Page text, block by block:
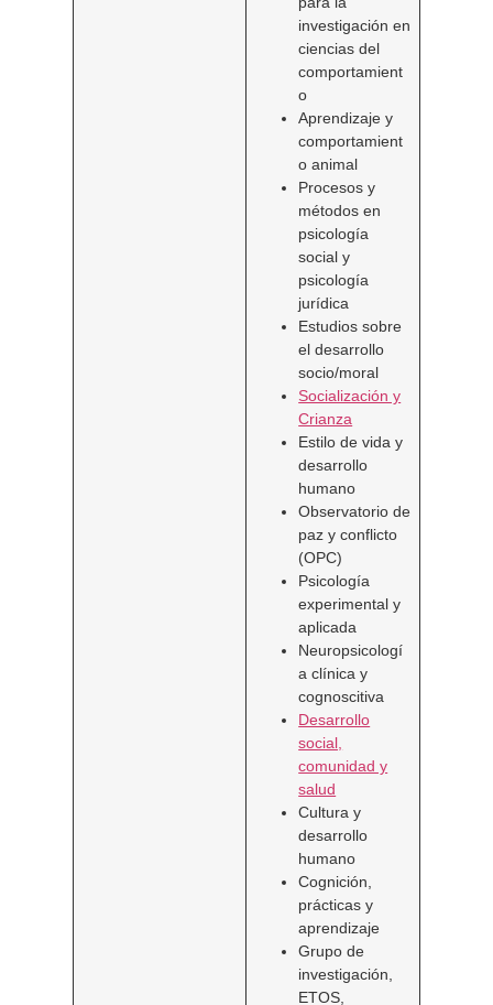
investigación en
ciencias del
comportamient
o
Aprendizaje y
comportamient
o animal
Procesos y
métodos en
psicología
social y
psicología
jurídica
Estudios sobre
el desarrollo
socio/moral
Socialización y
Crianza
Estilo de vida y
desarrollo
humano
Observatorio de
paz y conflicto
(OPC)
Psicología
experimental y
aplicada
Neuropsicologí
a clínica y
cognoscitiva
Desarrollo
social,
comunidad y
salud
Cultura y
desarrollo
humano
Cognición,
prácticas y
aprendizaje
Grupo de
investigación,
ETOS,